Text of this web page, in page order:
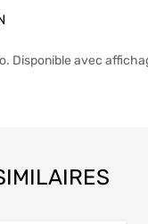
Disponible avec